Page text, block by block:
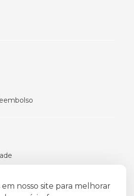
em nosso site para melhorar